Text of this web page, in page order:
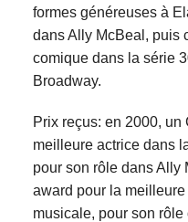
formes généreuses à
dans Ally McBeal, puis
comique dans la série
Broadway.
Prix reçus: en 2000,
meilleure actrice dans
pour son rôle dans Ally
award pour la
musicale, pour son